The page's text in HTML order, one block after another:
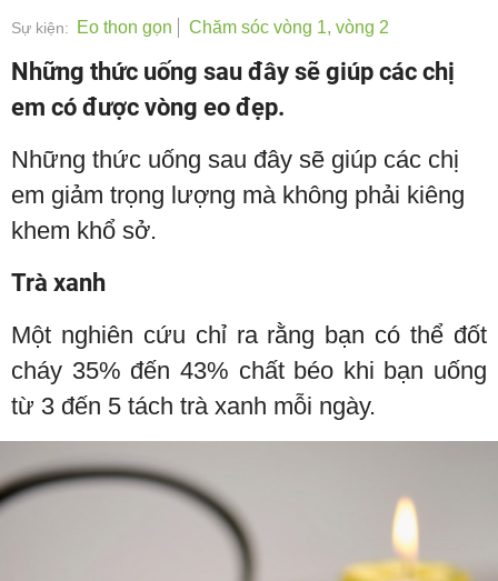
Sự kiện: Eo thon gọn Chăm sóc vòng 1, vòng 2
Những thức uống sau đây sẽ giúp các chị
em có được vòng eo đẹp.
Những thức uống sau đây sẽ giúp các chị
em giảm trọng lượng mà không phải kiêng
khem khổ sở.
Trà xanh
Một nghiên cứu chỉ ra rằng bạn có thể đốt
cháy 35% đến 43% chất béo khi bạn uống
từ 3 đến 5 tách trà xanh mỗi ngày.